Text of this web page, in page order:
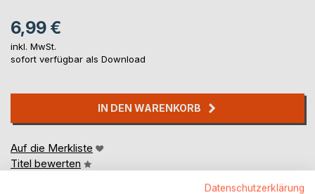
6,99 €
inkl. MwSt.
sofort verfügbar als Download
IN DEN WARENKORB
Auf die Merkliste
Titel bewerten
Datenschutzerklärung